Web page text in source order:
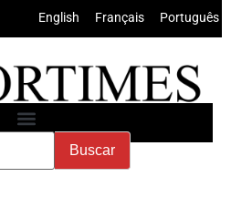
English Français Português